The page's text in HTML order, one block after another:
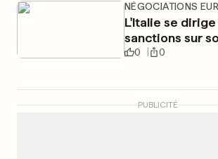
NÉGOCIATIONS
L'Italie se
sanctions sur
0 0
PUBLICITÉ